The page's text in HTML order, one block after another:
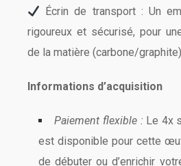
Écrin de transport : Un
rigoureux et sécurisé, pour
de la matière (carbone/
Informations d’acquisition
Paiement flexible : Le 4x
est disponible pour cette
de débuter ou d’enrichir